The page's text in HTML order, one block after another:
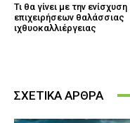
Τι θα γίνει με την ενίσχυση
επιχειρήσεων θαλάσσιας
ιχθυοκαλλιέργειας
ΣΧΕΤΙΚΑ ΑΡΘΡΑ